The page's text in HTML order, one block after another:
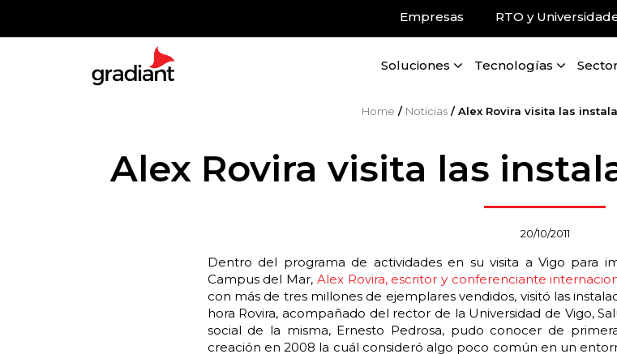
Empresas RTO y
Soluciones Tecnologías
Home / Noticias /Alex Rovira visita las
Alex Rovira visita las
20/10/2011
Dentro del programa de actividades en su visita a Vigo para
Campus del Mar, Alex Rovira, escritor y conferenciante
con más de tres millones de ejemplares vendidos, visitó las
hora Rovira, acompañado del rector de la Universidad de Vigo,
social de la misma, Ernesto Pedrosa, pudo conocer de
creación en 2008 la cuál consideró algo poco común en un